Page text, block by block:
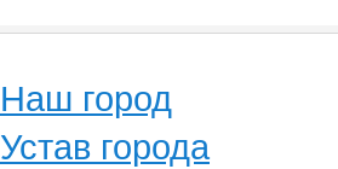
Наш город
Устав города